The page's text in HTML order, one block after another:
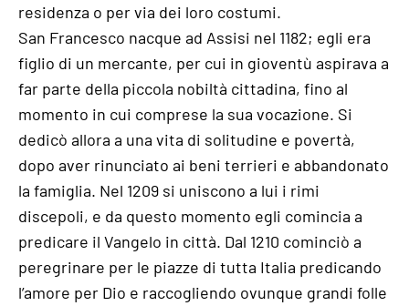
residenza o per via dei loro costumi.
San Francesco nacque ad Assisi nel 1182; egli era
figlio di un mercante, per cui in gioventù aspirava a
far parte della piccola nobiltà cittadina, fino al
momento in cui comprese la sua vocazione. Si
dedicò allora a una vita di solitudine e povertà,
dopo aver rinunciato ai beni terrieri e abbandonato
la famiglia. Nel 1209 si uniscono a lui i rimi
discepoli, e da questo momento egli comincia a
predicare il Vangelo in città. Dal 1210 cominciò a
peregrinare per le piazze di tutta Italia predicando
l’amore per Dio e raccogliendo ovunque grandi folle